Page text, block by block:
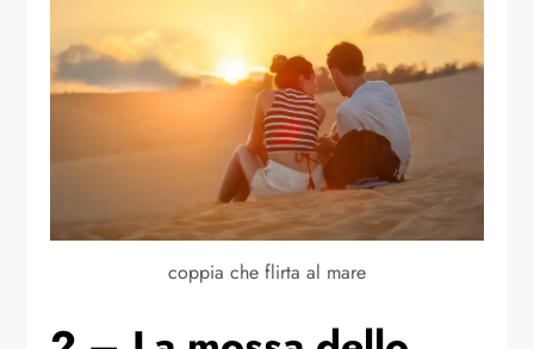
coppia che flirta al mare